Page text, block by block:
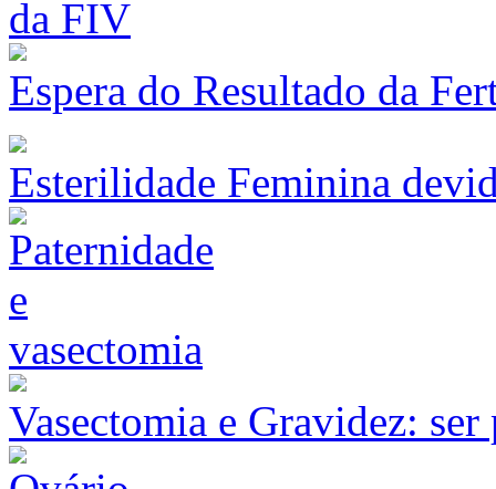
Espera do Resultado da
Esterilidade Feminina
Vasectomia e Gravidez: